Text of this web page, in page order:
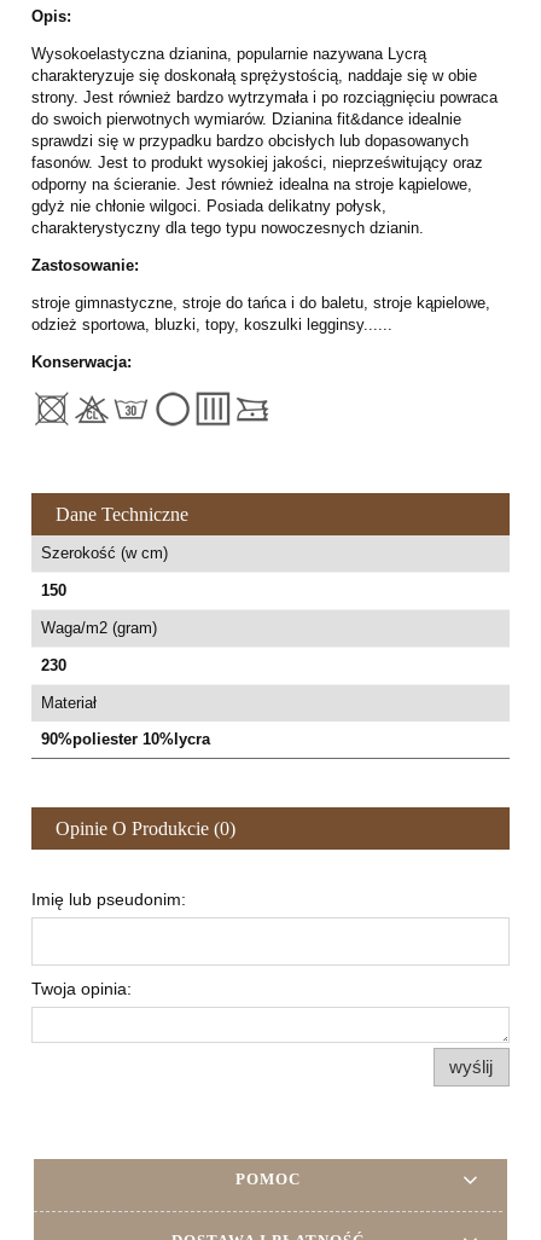
Opis:
Wysokoelastyczna dzianina, popularnie nazywana Lycrą
charakteryzuje się doskonałą sprężystością, naddaje się w obie
strony. Jest również bardzo wytrzymała i po rozciągnięciu powraca
do swoich pierwotnych wymiarów. Dzianina fit&dance idealnie
sprawdzi się w przypadku bardzo obcisłych lub dopasowanych
fasonów. Jest to produkt wysokiej jakości, nieprześwitujący oraz
odporny na ścieranie. Jest również idealna na stroje kąpielowe,
gdyż nie chłonie wilgoci. Posiada delikatny połysk,
charakterystyczny dla tego typu nowoczesnych dzianin.
Zastosowanie:
stroje gimnastyczne, stroje do tańca i do baletu, stroje kąpielowe,
odzież sportowa, bluzki, topy, koszulki legginsy......
Konserwacja:
Dane Techniczne
Szerokość (w cm)
150
Waga/m2 (gram)
230
Materiał
90%poliester 10%lycra
Opinie O Produkcie (0)
Imię lub pseudonim:
Twoja opinia:
wyślij
POMOC